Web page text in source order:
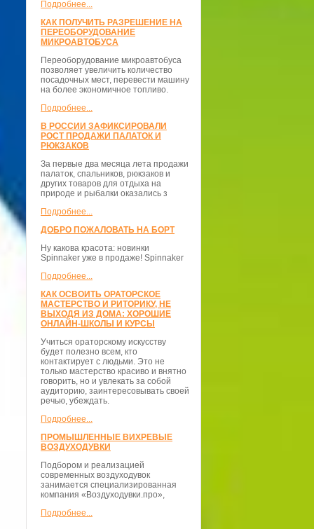
Подробнее...
КАК ПОЛУЧИТЬ РАЗРЕШЕНИЕ НА
ПЕРЕОБОРУДОВАНИЕ
МИКРОАВТОБУСА
Переоборудование микроавтобуса
позволяет увеличить количество
посадочных мест, перевести машину
на более экономичное топливо.
Подробнее...
В РОССИИ ЗАФИКСИРОВАЛИ
РОСТ ПРОДАЖИ ПАЛАТОК И
РЮКЗАКОВ
За первые два месяца лета продажи
палаток, спальников, рюкзаков и
других товаров для отдыха на
природе и рыбалки оказались з
Подробнее...
ДОБРО ПОЖАЛОВАТЬ НА БОРТ
Ну какова красота: новинки
Spinnaker уже в продаже! Spinnaker
Подробнее...
КАК ОСВОИТЬ ОРАТОРСКОЕ
МАСТЕРСТВО И РИТОРИКУ, НЕ
ВЫХОДЯ ИЗ ДОМА: ХОРОШИЕ
ОНЛАЙН-ШКОЛЫ И КУРСЫ
Учиться ораторскому искусству
будет полезно всем, кто
контактирует с людьми. Это не
только мастерство красиво и внятно
говорить, но и увлекать за собой
аудиторию, заинтересовывать своей
речью, убеждать.
Подробнее...
ПРОМЫШЛЕННЫЕ ВИХРЕВЫЕ
ВОЗДУХОДУВКИ
Подбором и реализацией
современных воздуходувок
занимается специализированная
компания «Воздуходувки.про»,
Подробнее...